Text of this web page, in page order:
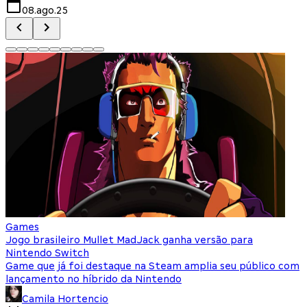
08.ago.25
Games
Jogo brasileiro Mullet MadJack ganha versão para
Nintendo Switch
Game que já foi destaque na Steam amplia seu público com
lançamento no híbrido da Nintendo
Camila Hortencio